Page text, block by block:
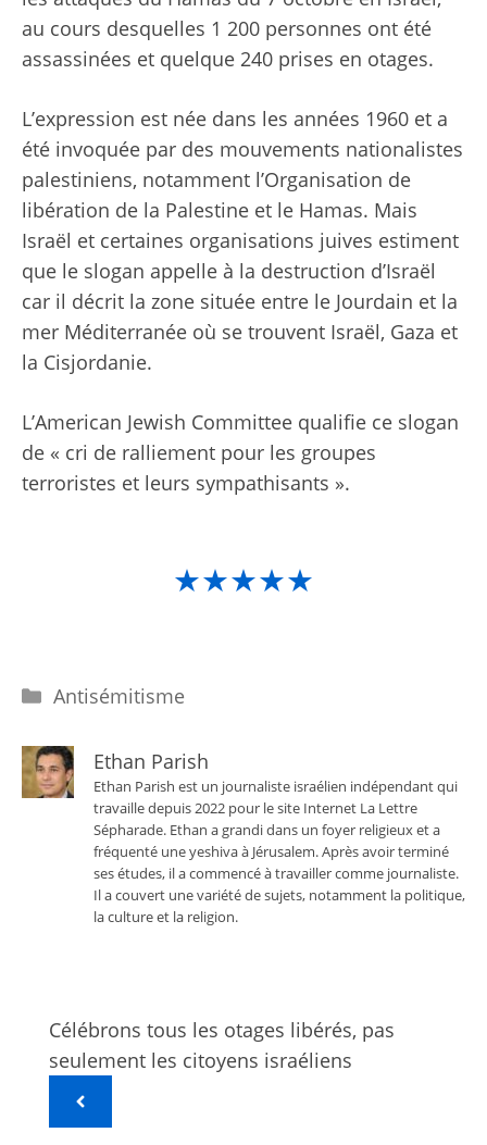
au cours desquelles 1 200 personnes ont été
assassinées et quelque 240 prises en otages.
L’expression est née dans les années 1960 et a
été invoquée par des mouvements nationalistes
palestiniens, notamment l’Organisation de
libération de la Palestine et le Hamas. Mais
Israël et certaines organisations juives estiment
que le slogan appelle à la destruction d’Israël
car il décrit la zone située entre le Jourdain et la
mer Méditerranée où se trouvent Israël, Gaza et
la Cisjordanie.
L’American Jewish Committee qualifie ce slogan
de « cri de ralliement pour les groupes
terroristes et leurs sympathisants ».
★★★★★
Catégories
Antisémitisme
Ethan Parish
Ethan Parish est un journaliste israélien indépendant qui
travaille depuis 2022 pour le site Internet La Lettre
Sépharade. Ethan a grandi dans un foyer religieux et a
fréquenté une yeshiva à Jérusalem. Après avoir terminé
ses études, il a commencé à travailler comme journaliste.
Il a couvert une variété de sujets, notamment la politique,
la culture et la religion.
Célébrons tous les otages libérés, pas
seulement les citoyens israéliens